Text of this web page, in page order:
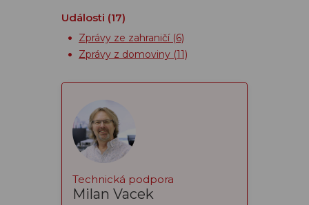
Události (17)
Zprávy ze zahraničí (6)
Zprávy z domoviny (11)
Technická podpora
Milan Vacek